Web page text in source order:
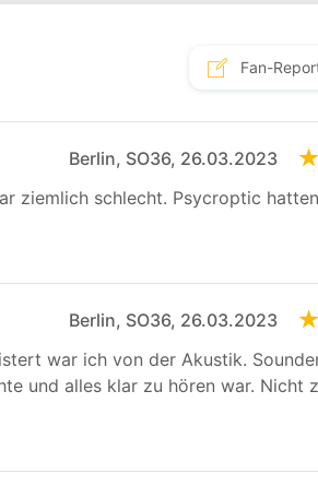
Fan-
Berlin, SO36, 26.03.2023
ziemlich schlecht. Psycroptic
Berlin, SO36, 26.03.2023
war ich von der Akustik.
und alles klar zu hören war. Nicht